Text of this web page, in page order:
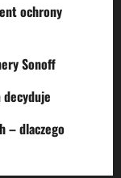
ochrony
Sonoff
– dlaczego